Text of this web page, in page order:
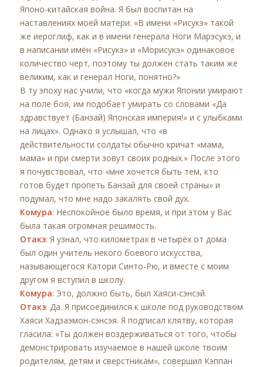
Японо-китайская война. Я был воспитан на
наставлениях моей матери: «В имени «Рисукэ» такой
же иероглиф, как и в имени генерала Ноги Марэсукэ, и
в написании имён «Рисукэ» и «Морисукэ» одинаковое
количество черт, поэтому ты должен стать таким же
великим, как и генерал Ноги, понятно?»
В ту эпоху нас учили, что «когда мужи Японии умирают
на поле боя, им подобает умирать со словами «Да
здравствует (Банзай) Японская империя!» и с улыбками
на лицах». Однако я услышал, что «в
действительности солдаты обычно кричат «мама,
мама» и при смерти зовут своих родных.» После этого
я почувствовал, что «мне хочется быть тем, кто
готов будет пропеть Банзай для своей страны» и
подумал, что мне надо закалять свой дух.
Комура: Неспокойное было время, и при этом у Вас
была такая огромная решимость.
Отакэ: Я узнал, что километрах в четырёх от дома
был один учитель некого боевого искусства,
называющегося Катори Синто-Рю, и вместе с моим
другом я вступил в школу.
Комура: Это, должно быть, был Хаяси-сэнсэй.
Отакэ: Да. Я присоединился к школе под руководством
Хаяси Хадзаэмон-сэнсэя. Я подписал клятву, которая
гласила: «Ты должен воздерживаться от того, чтобы
демонстрировать изучаемое в нашей школе твоим
родителям, детям и сверстникам», совершил Кэппан